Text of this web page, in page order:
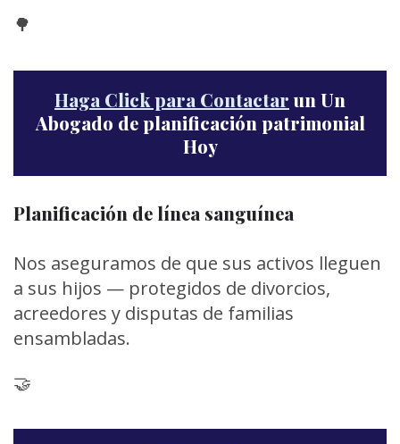
🌳
Haga Click para Contactar un Un
Abogado de planificación patrimonial
Hoy
Planificación de línea sanguínea
Nos aseguramos de que sus activos lleguen
a sus hijos — protegidos de divorcios,
acreedores y disputas de familias
ensambladas.
🤝